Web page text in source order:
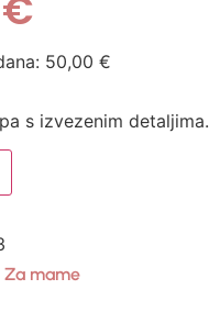
50,00 €
s izvezenim detaljima.
Za mame